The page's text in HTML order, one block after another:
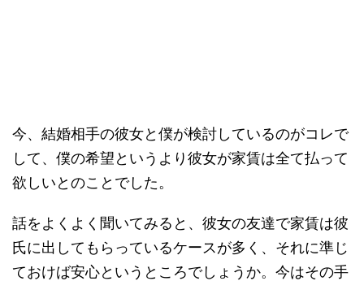
今、結婚相手の彼女と僕が検討しているのがコレで
して、僕の希望というより彼女が家賃は全て払って
欲しいとのことでした。
話をよくよく聞いてみると、彼女の友達で家賃は彼
氏に出してもらっているケースが多く、それに準じ
ておけば安心というところでしょうか。今はその手